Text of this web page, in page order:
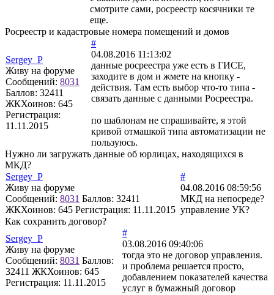
смотрите сами, росреестр косячники те
еще.
Росреестр и кадастровые номера помещений и домов
Sergey_P
Живу на форуме
Сообщений: 8031
Баллов: 32411
ЖКХоинов: 645
Регистрация:
11.11.2015
#
04.08.2016 11:13:02
данные росреестра уже есть в ГИСЕ,
заходите в дом и жмете на кнопку -
действия. Там есть выбор что-то типа -
связать данные с данными Росреестра.
по шаблонам не спрашивайте, я этой
кривой отмашкой типа автоматизации не
пользуюсь.
Нужно ли загружать данные об юрлицах, находящихся в
МКД?
Sergey_P
Живу на форуме
Сообщений: 8031 Баллов: 32411
ЖКХоинов: 645 Регистрация: 11.11.2015
#
04.08.2016 08:59:56
МКД на непосреде?
управление УК?
Как сохранить договор?
Sergey_P
Живу на форуме
Сообщений: 8031 Баллов:
32411 ЖКХоинов: 645
Регистрация: 11.11.2015
#
03.08.2016 09:40:06
тогда это не договор управления.
и проблема решается просто,
добавлением показателей качества
услуг в бумажный договор